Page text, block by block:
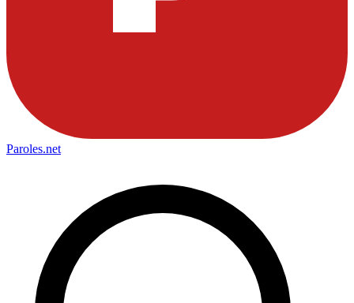
Paroles.net